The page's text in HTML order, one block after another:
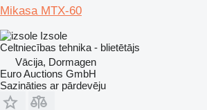
Mikasa MTX-60
Izsole
Celtniecības tehnika - blietētājs
Vācija, Dormagen
Euro Auctions GmbH
Sazināties ar pārdevēju